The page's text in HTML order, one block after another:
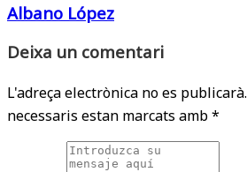
Albano López
Deixa un comentari
L'adreça electrònica no es publicarà.
necessaris estan marcats amb*